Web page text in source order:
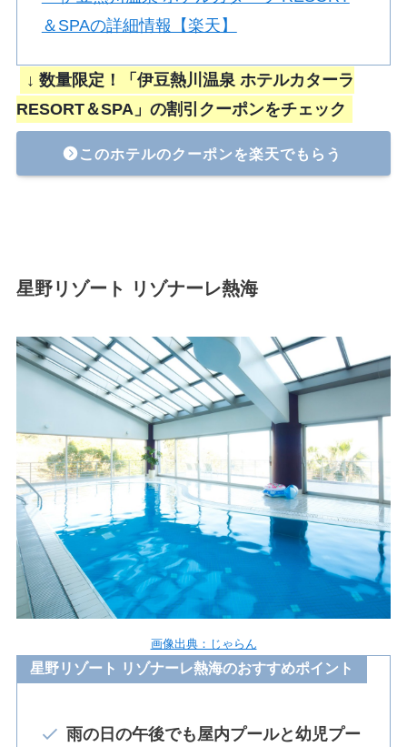
＆SPAの詳細情報【楽天】
↓ 数量限定！「伊豆熱川温泉 ホテルカターラ
RESORT＆SPA」の割引クーポンをチェック
このホテルのクーポンを楽天でもらう
星野リゾート リゾナーレ熱海
画像出典：じゃらん
星野リゾート リゾナーレ熱海のおすすめポイント
雨の日の午後でも屋内プールと幼児プー